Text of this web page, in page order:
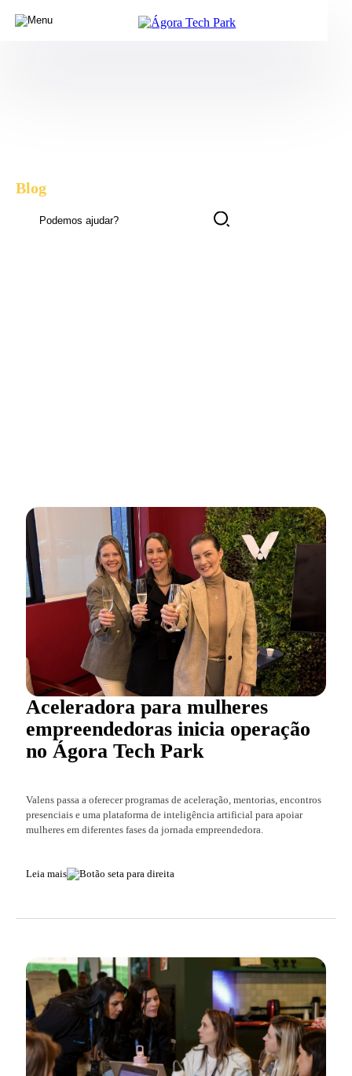
Blog
Aceleradora para mulheres
empreendedoras inicia operação
no Ágora Tech Park
Valens passa a oferecer programas de aceleração, mentorias, encontros
presenciais e uma plataforma de inteligência artificial para apoiar
mulheres em diferentes fases da jornada empreendedora.
Leia mais